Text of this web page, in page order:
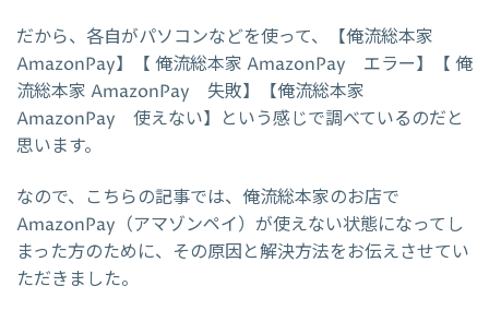
だから、各自がパソコンなどを使って、【俺流総本家
AmazonPay】【 俺流総本家 AmazonPay エラー】【 俺
流総本家 AmazonPay 失敗】【俺流総本家
AmazonPay 使えない】という感じで調べているのだと
思います。
なので、こちらの記事では、俺流総本家のお店で
AmazonPay（アマゾンペイ）が使えない状態になってし
まった方のために、その原因と解決方法をお伝えさせてい
ただきました。